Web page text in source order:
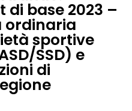
di base 2023 –
ordinaria
sportive
SSD) e
di